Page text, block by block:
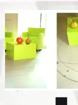
contenu